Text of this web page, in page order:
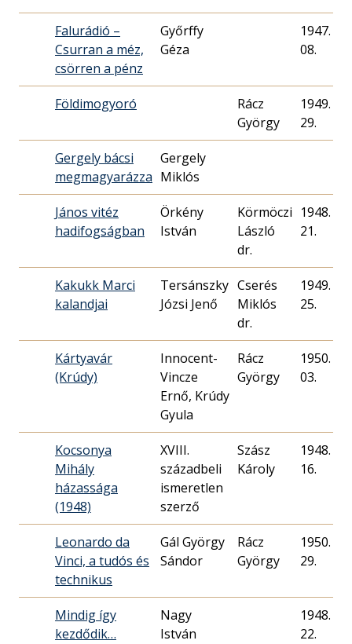
Falurádió –
Csurran a méz,
csörren a pénz
Győrffy
Géza
1947. 06.
08.
Földimogyoró
Rácz
György
1949. 10.
29.
Gergely bácsi
megmagyarázza
Gergely
Miklós
János vitéz
hadifogságban
Örkény
István
Körmöczi
László
dr.
1948. 06.
21.
Kakukk Marci
kalandjai
Tersánszky
Józsi Jenő
Cserés
Miklós
dr.
1949. 02.
25.
Kártyavár
(Krúdy)
Innocent-
Vincze
Ernő, Krúdy
Gyula
Rácz
György
1950. 01.
03.
Kocsonya
Mihály
házassága
(1948)
XVIII.
századbeli
ismeretlen
szerző
Szász
Károly
1948. 08.
16.
Leonardo da
Vinci, a tudós és
technikus
Gál György
Sándor
Rácz
György
1950. 05.
29.
Mindig így
kezdődik…
Nagy
István
1948. 12.
22.